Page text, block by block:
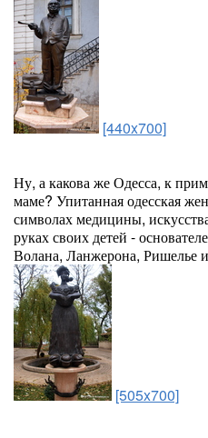
[440x700]
Ну, а какова же Одесса, к
маме? Упитанная одесская
символах медицины,
руках своих детей -
Волана, Ланжерона, Ришелье
[505x700]